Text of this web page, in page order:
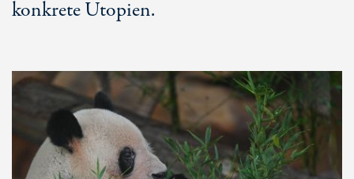
konkrete Utopien.